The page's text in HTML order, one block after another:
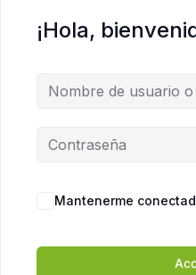
¡Hola,
Mantenerme